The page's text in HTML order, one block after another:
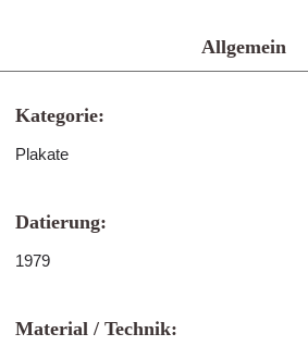
Allgemein
Kategorie:
Plakate
Datierung:
1979
Material / Technik: